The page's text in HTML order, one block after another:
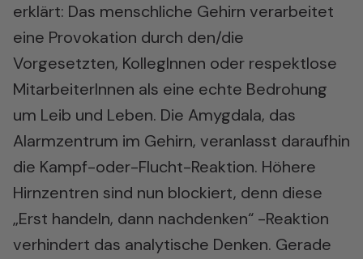
erklärt: Das menschliche Gehirn verarbeitet
eine Provokation durch den/die
Vorgesetzten, KollegInnen oder respektlose
MitarbeiterInnen als eine echte Bedrohung
um Leib und Leben. Die Amygdala, das
Alarmzentrum im Gehirn, veranlasst daraufhin
die Kampf-oder-Flucht-Reaktion. Höhere
Hirnzentren sind nun blockiert, denn diese
„Erst handeln, dann nachdenken“ -Reaktion
verhindert das analytische Denken. Gerade